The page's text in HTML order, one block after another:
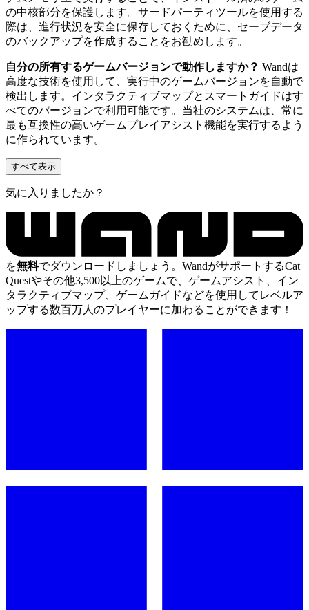
の中核部分を保護します。サードパーティツールを使用する
際は、進行状況を安全に保存しておくために、セーブデータ
のバックアップを作成することをお勧めします。
自分の所有するゲームバージョンで動作しますか？ Wandは
高度な技術を使用して、実行中のゲームバージョンを自動で
検出します。インタラクティブマップとスマートガイドはす
べてのバージョンで利用可能です。当社のシステムは、常に
最も互換性の高いゲームプレイアシスト機能を実行するよう
に作られています。
すべて表示
気に入りましたか？
を無料でダウンロードしましょう。WandがサポートするCat
Questやその他3,500以上のゲームで、ゲームアシスト、イン
タラクティブマップ、ゲームガイドなどを使用してレベルア
ップする数百万人のプレイヤーに加わることができます！